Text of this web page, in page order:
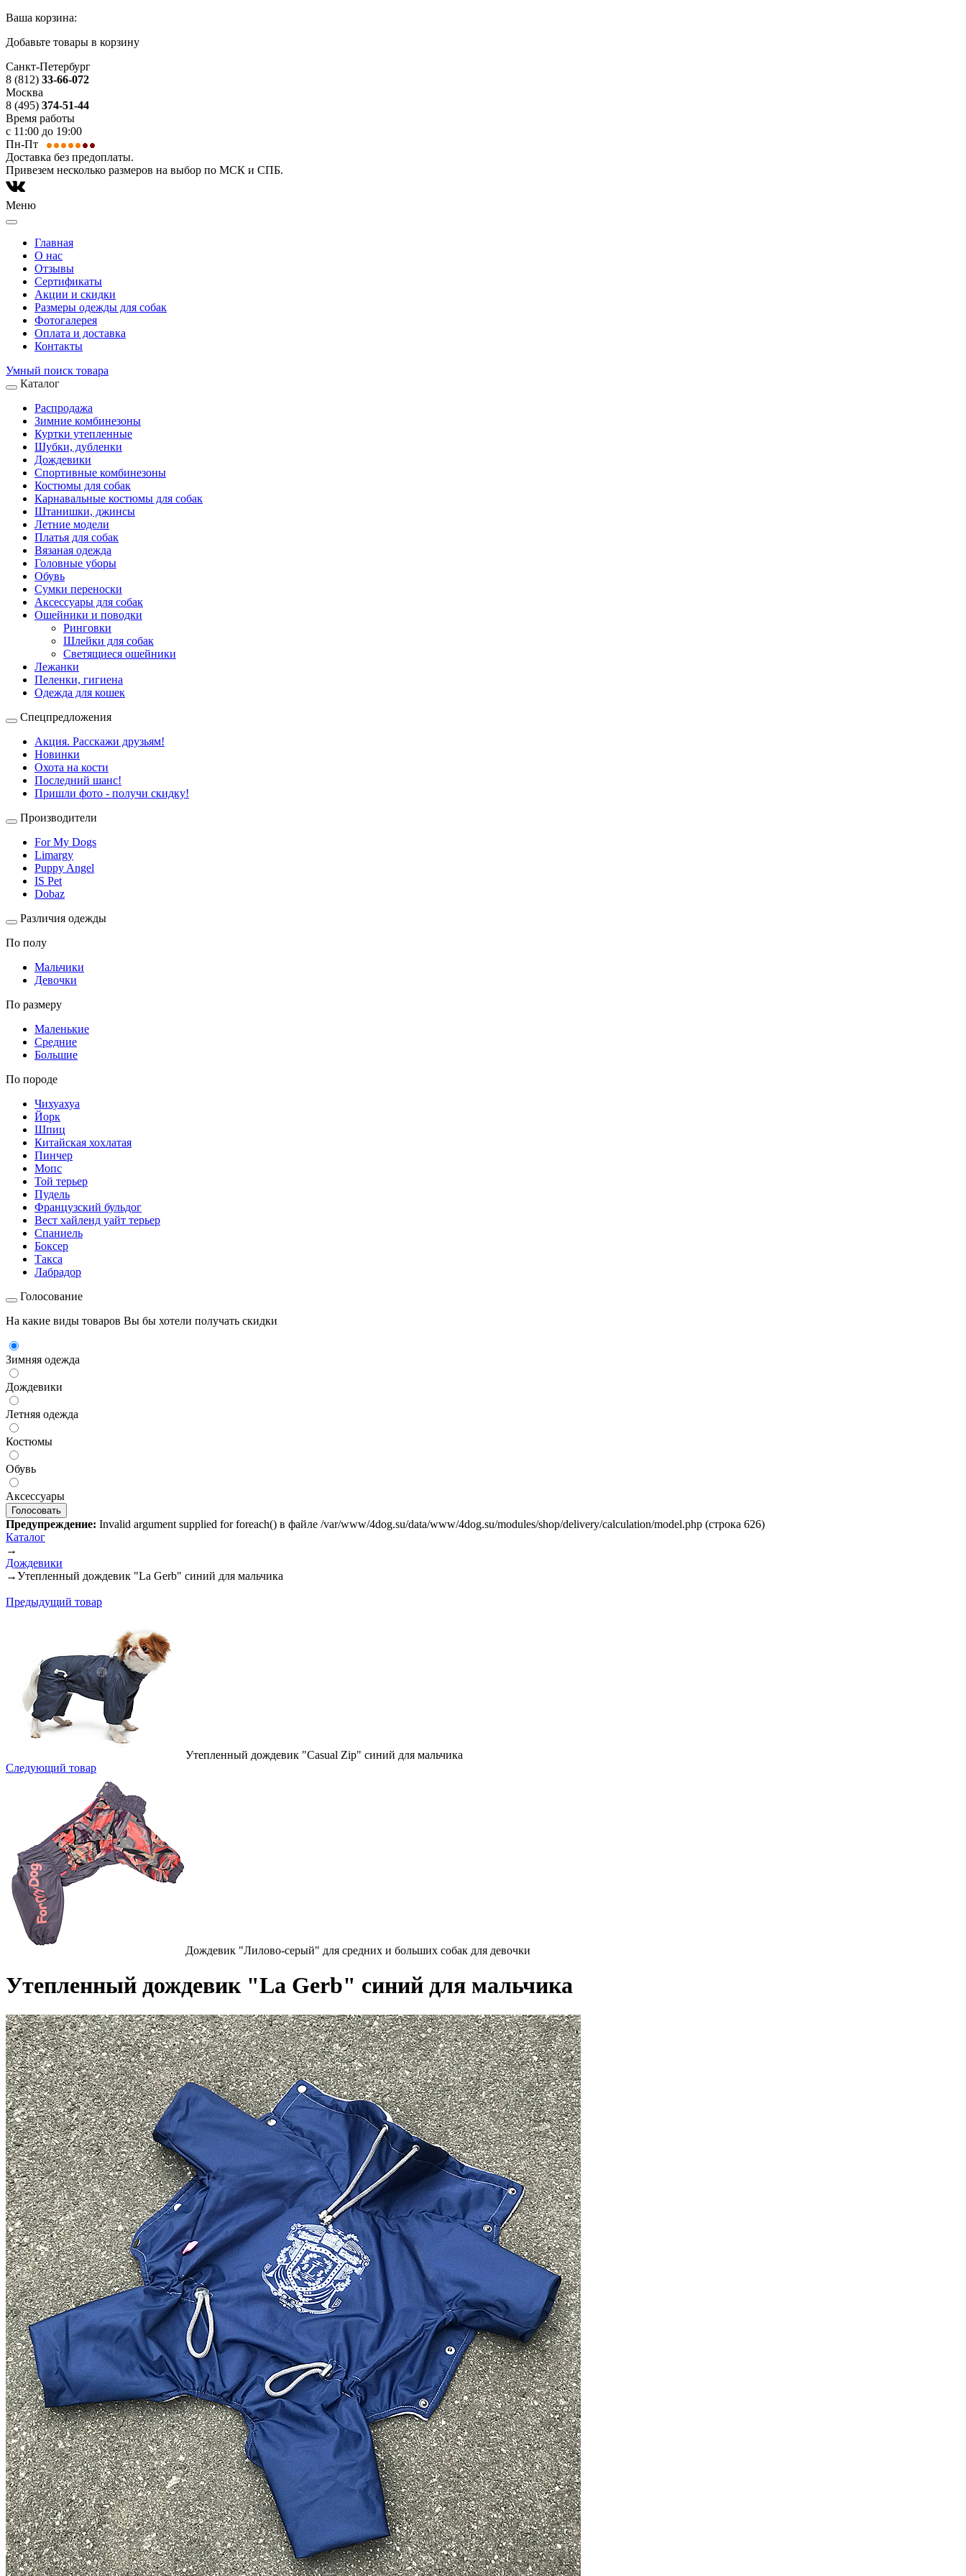
Ваша корзина:
Добавьте товары в корзину
Санкт-Петербург
8 (812) 33-66-072
Москва
8 (495) 374-51-44
Время работы
с 11:00 до 19:00
Пн-Пт
Доставка без предоплаты.
Привезем несколько размеров на выбор по МСК и СПБ.
Меню
Главная
О нас
Отзывы
Сертификаты
Акции и скидки
Размеры одежды для собак
Фотогалерея
Оплата и доставка
Контакты
Умный поиск товара
Каталог
Распродажа
Зимние комбинезоны
Куртки утепленные
Шубки, дубленки
Дождевики
Спортивные комбинезоны
Костюмы для собак
Карнавальные костюмы для собак
Штанишки, джинсы
Летние модели
Платья для собак
Вязаная одежда
Головные уборы
Обувь
Сумки переноски
Аксессуары для собак
Ошейники и поводки
Ринговки
Шлейки для собак
Светящиеся ошейники
Лежанки
Пеленки, гигиена
Одежда для кошек
Спецпредложения
Акция. Расскажи друзьям!
Новинки
Охота на кости
Последний шанс!
Пришли фото - получи скидку!
Производители
For My Dogs
Limargy
Puppy Angel
IS Pet
Dobaz
Различия одежды
По полу
Мальчики
Девочки
По размеру
Маленькие
Средние
Большие
По породе
Чихуахуа
Йорк
Шпиц
Китайская хохлатая
Пинчер
Мопс
Той терьер
Пудель
Французский бульдог
Вест хайленд уайт терьер
Спаниель
Боксер
Такса
Лабрадор
Голосование
На какие виды товаров Вы бы хотели получать скидки
Зимняя одежда
Дождевики
Летняя одежда
Костюмы
Обувь
Аксессуары
Предупреждение: Invalid argument supplied for foreach() в файле /var/www/4dog.su/data/www/4dog.su/modules/shop/delivery/calculation/model.php (строка 626)
Каталог
→
Дождевики
→Утепленный дождевик "La Gerb" синий для мальчика
Предыдущий товар
Утепленный дождевик "Casual Zip" синий для мальчика
Следующий товар
Дождевик "Лилово-серый" для средних и больших собак для девочки
Утепленный дождевик "La Gerb" синий для мальчика